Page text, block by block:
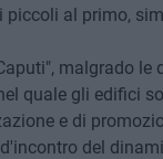
piccoli al primo,
malgrado
quale gli edifici
e di
del